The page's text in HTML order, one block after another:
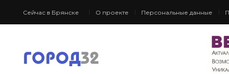
Сейчас в Брянске О проекте Персональные данные